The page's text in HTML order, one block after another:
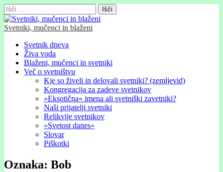
Išči:
Svetniki, mučenci in blaženi
Glavni
meni
Skip
content
Svetnik dneva
Živa voda
Blaženi, mučenci in svetniki
Več o svetništvu
Kje so živeli in delovali svetniki? (zemljevid)
Kongregacija za zadeve svetnikov
»Eksotična« imena ali svetniški zavetniki?
Naši prijatelji svetniki
Relikvije svetnikov
»Svetost danes«
Slovar
Piškotki
Oznaka: Bob